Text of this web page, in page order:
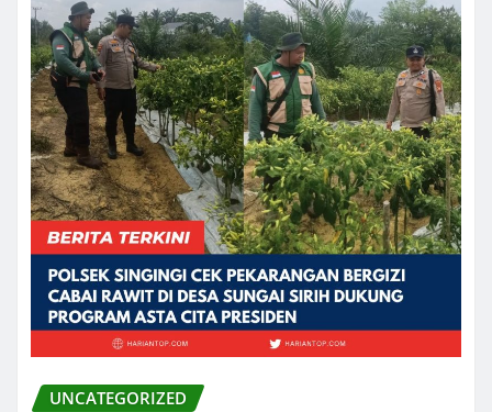
UNCATEGORIZED